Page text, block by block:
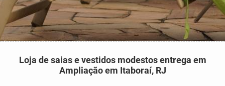
Loja de saias e vestidos modestos entrega em
Ampliação em Itaboraí, RJ